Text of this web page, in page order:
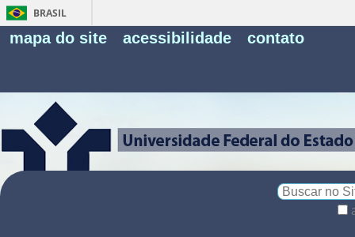
BRASIL
mapa do site acessibilidade contato